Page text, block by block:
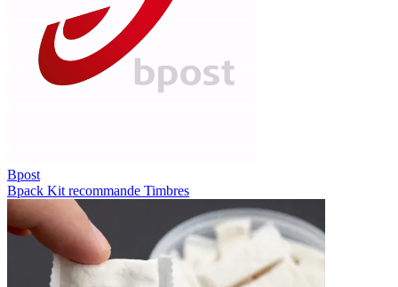
Bpost
Bpack Kit recommande Timbres